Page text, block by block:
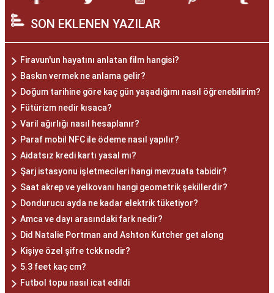
SON EKLENEN YAZILAR
Firavun'un hayatını anlatan film hangisi?
Baskın vermek ne anlama gelir?
Doğum tarihine göre kaç gün yaşadığımı nasıl öğrenebilirim?
Fütürizm nedir kısaca?
Varil ağırlığı nasıl hesaplanır?
Paraf mobil NFC ile ödeme nasıl yapılır?
Aidatsız kredi kartı yasal mı?
Şarj istasyonu işletmecileri hangi mevzuata tabidir?
Saat akrep ve yelkovanı hangi geometrik şekillerdir?
Dondurucu ayda ne kadar elektrik tüketiyor?
Amca ve dayı arasındaki fark nedir?
Did Natalie Portman and Ashton Kutcher get along
Kişiye özel şifre tckk nedir?
5.3 feet kaç cm?
Futbol topu nasıl icat edildi